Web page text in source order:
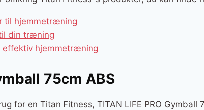
til hjemmetræning
din træning
effektiv hjemmetræning
75cm ABS
for en Titan Fitness, TITAN LIFE PRO Gymball